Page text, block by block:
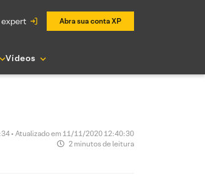
expert Abra sua conta XP
Vídeos
• Atualizado em 11/11/2020 12:40:30
2 minutos de leitura